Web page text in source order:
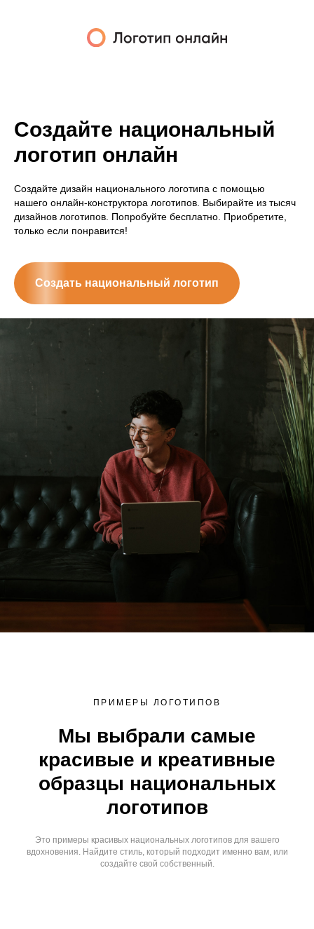
Создайте национальный
логотип онлайн
Создайте дизайн национального логотипа с помощью
нашего онлайн-конструктора логотипов. Выбирайте из тысяч
дизайнов логотипов. Попробуйте бесплатно. Приобретите,
только если понравится!
Создать национальный логотип
ПРИМЕРЫ ЛОГОТИПОВ
Мы выбрали самые
красивые и креативные
образцы национальных
логотипов
Это примеры красивых национальных логотипов для вашего
вдохновения. Найдите стиль, который подходит именно вам, или
создайте свой собственный.